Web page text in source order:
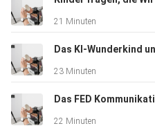
21 Minuten
23 Minuten
22 Minuten